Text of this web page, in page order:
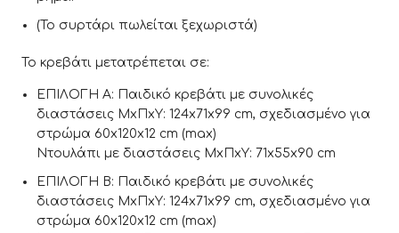
(Το συρτάρι πωλείται ξεχωριστά)
Το κρεβάτι μετατρέπεται σε:
ΕΠΙΛΟΓΗ Α: Παιδικό κρεβάτι με συνολικές
διαστάσεις ΜxΠxΥ: 124x71x99 cm, σχεδιασμένο για
στρώμα 60x120x12 cm (max)
Ντουλάπι με διαστάσεις ΜxΠxΥ: 71x55x90 cm
ΕΠΙΛΟΓΗ Β: Παιδικό κρεβάτι με συνολικές
διαστάσεις ΜxΠxΥ: 124x71x99 cm, σχεδιασμένο για
στρώμα 60x120x12 cm (max)